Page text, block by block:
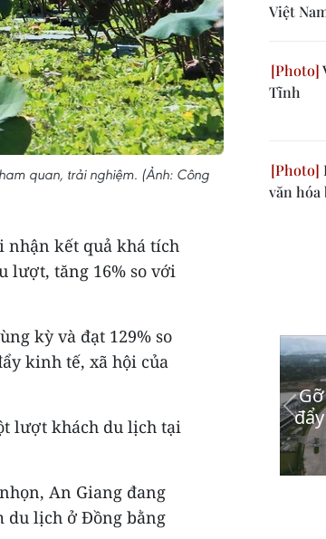
quan, trải nghiệm. (Ảnh: Công
nhận kết quả khá tích
lượt, tăng 16% so với
kỳ và đạt 129% so
kinh tế, xã hội của
lượt khách du lịch tại
An Giang đang
du lịch ở Đồng bằng
Việt
Tĩnh
văn hóa